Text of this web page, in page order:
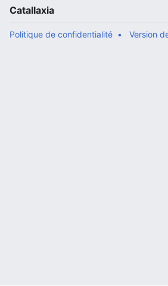
Catallaxia
Politique de confidentialité Version